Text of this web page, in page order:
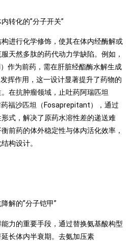
转化的”分子开关”
进行化学修饰，使其在体内经酶解或
天然多肽的药代动力学缺陷。例如，
作为前药，需在肝脏经酯酶水解生成
挥作用，这一设计显著提升了药物的
在抗肿瘤领域，止吐药阿瑞匹坦
福沙匹坦（Fosaprepitant），通过
式，解决了原药水溶性差的递送难
前药的体外稳定性与体内活化效率，
构设计。
解的”分子铠甲”
力的重要手段，通过替换氨基酸构型
长体内半衰期。去氨加压素